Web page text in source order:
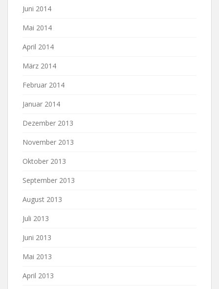
Juni 2014
Mai 2014
April 2014
März 2014
Februar 2014
Januar 2014
Dezember 2013
November 2013
Oktober 2013
September 2013
August 2013
Juli 2013
Juni 2013
Mai 2013
April 2013